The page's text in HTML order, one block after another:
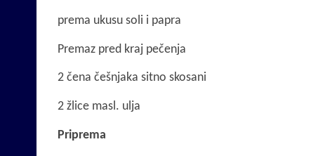
prema ukusu soli i papra
Premaz pred kraj pečenja
2 čena češnjaka sitno skosani
2 žlice masl. ulja
Priprema